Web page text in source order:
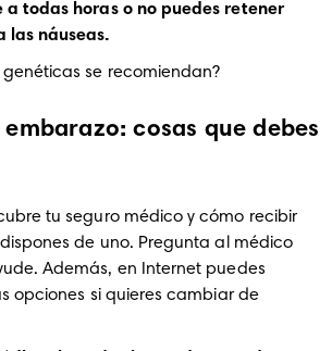
a todas horas o no puedes retener
las náuseas.
se recomiendan?
embarazo: cosas que debes
tu seguro médico y cómo recibir
de uno. Pregunta al médico
Además, en Internet puedes
opciones si quieres cambiar de